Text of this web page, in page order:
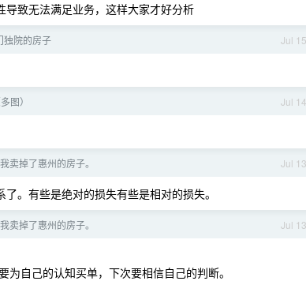
致无法满足业务，这样大家才好分析
Jul 15
独院的房子
Jul 14
图）
Jul 13
卖掉了惠州的房子。
。有些是绝对的损失有些是相对的损失。
Jul 13
卖掉了惠州的房子。
自己的认知买单，下次要相信自己的判断。